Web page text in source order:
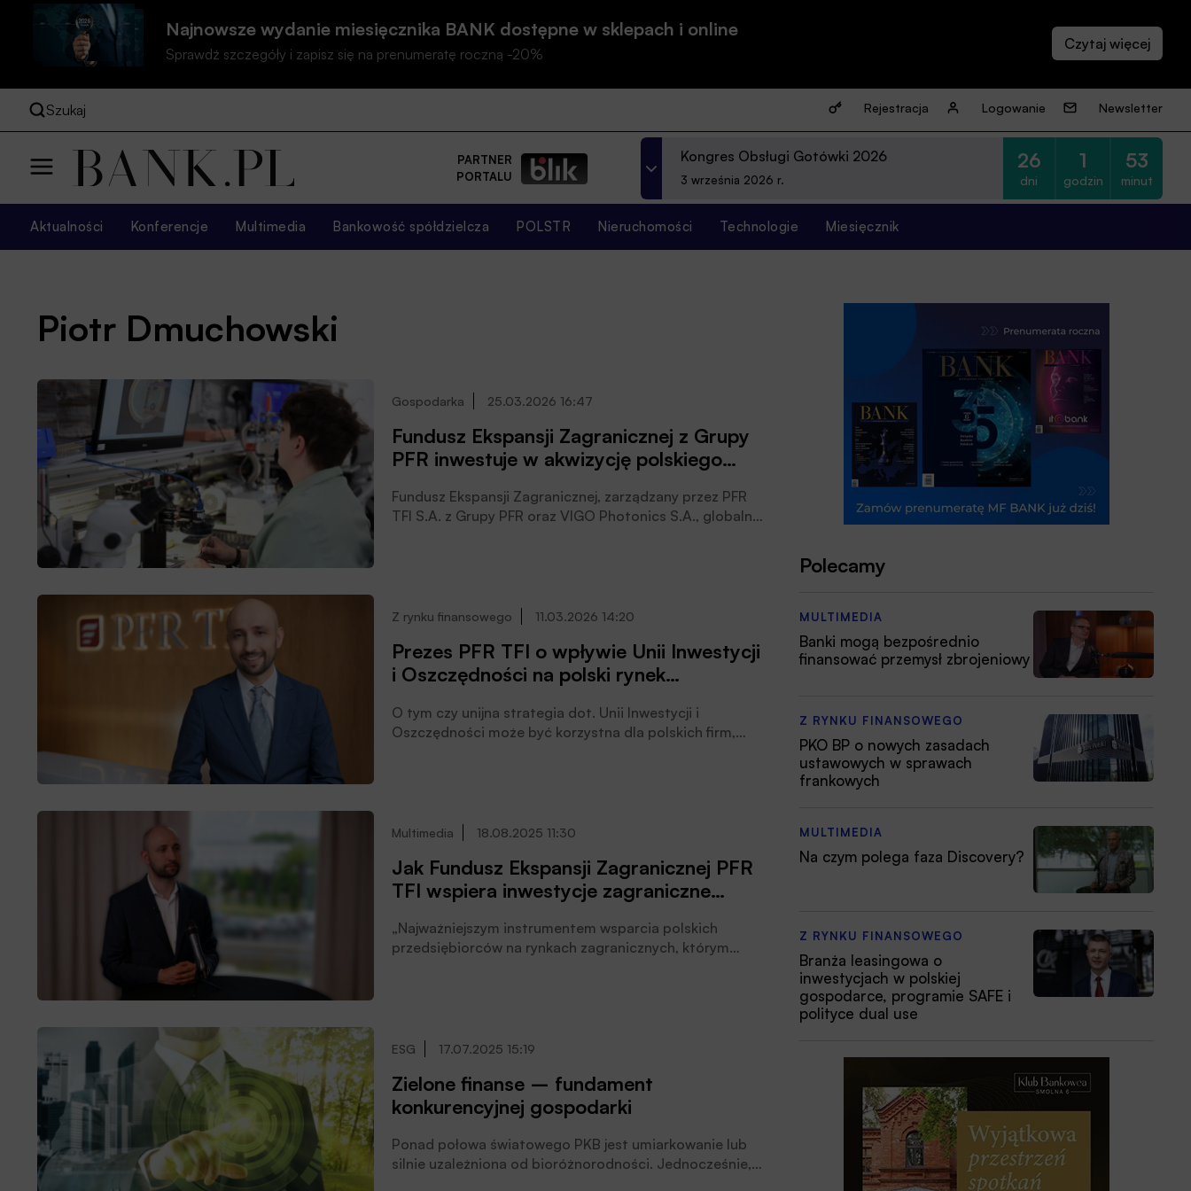
Najnowsze wydanie miesięcznika BANK dostępne w sklepach i online
Sprawdź szczegóły i zapisz się na prenumeratę roczną -20%
Szukaj Rejestracja Logowanie Newsletter
PARTNER
PORTALU
Kongres Obsługi Gotówki 2026
3 września 2026 r.
26
dni
1
godzin
53
minut
Aktualności Konferencje Multimedia Bankowość spółdzielcza POLSTR Nieruchomości Technologie Miesięcznik
Piotr Dmuchowski
Gospodarka 25.03.2026 16:47
Fundusz Ekspansji Zagranicznej z Grupy
PFR inwestuje w akwizycję polskiego
Fundusz Ekspansji Zagranicznej, zarządzany przez PFR
TFI S.A. z Grupy PFR oraz VIGO Photonics S.A., globalny
InfraRed Associates, Inc., jednego z czołowych
stanowi kluczowy element strategii ekspansji
geograficznej, wzmacniając jednocześnie pozycję VIGO
w globalnym sektorze high-tech. To kolejny projekt
dotyczący ekspansji zagranicznej polskich firm
realizowany w formule Team Poland, czytamy w
Z rynku finansowego 11.03.2026 14:20
Prezes PFR TFI o wpływie Unii Inwestycji
i Oszczędności na polski rynek
O tym czy unijna strategia dot. Unii Inwestycji i
Oszczędności może być korzystna dla polskich firm,
Multimedia 18.08.2025 11:30
Jak Fundusz Ekspansji Zagranicznej PFR
TFI wspiera inwestycje zagraniczne
„Najważniejszym instrumentem wsparcia polskich
przedsiębiorców na rynkach zagranicznych, którym
Średnich Przedsiębiorców.
ESG 17.07.2025 15:19
Zielone finanse – fundament
konkurencyjnej gospodarki
Ponad połowa światowego PKB jest umiarkowanie lub
silnie uzależniona od bioróżnorodności. Jednocześnie,
Polecamy
MULTIMEDIA
Banki mogą bezpośrednio
finansować przemysł zbrojeniowy
Z RYNKU FINANSOWEGO
PKO BP o nowych zasadach
ustawowych w sprawach
frankowych
MULTIMEDIA
Na czym polega faza Discovery?
Z RYNKU FINANSOWEGO
Branża leasingowa o
inwestycjach w polskiej
gospodarce, programie SAFE i
polityce dual use